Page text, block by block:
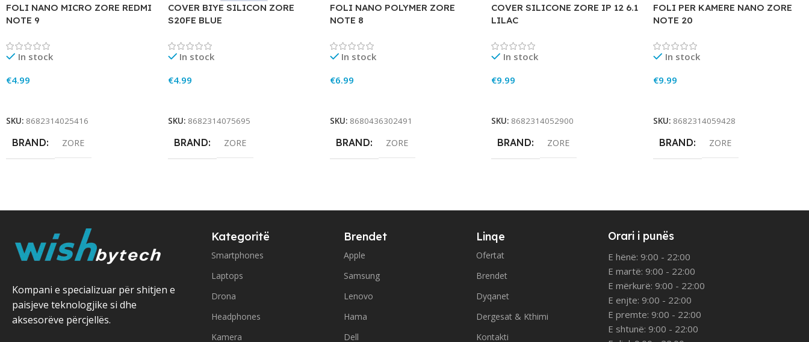
FOLI NANO MICRO ZORE REDMI
NOTE 9
In stock
€4.99
SKU: 8682314025416
BRAND ZORE
COVER BIYE SILICON ZORE
S20FE BLUE
In stock
€4.99
SKU: 8682314075695
BRAND ZORE
FOLI NANO POLYMER ZORE
NOTE 8
In stock
€6.99
SKU: 8680436302491
BRAND ZORE
COVER SILICONE ZORE IP 12 6.1
LILAC
In stock
€9.99
SKU: 8682314052900
BRAND ZORE
FOLI PER KAMERE NANO ZORE
NOTE 20
In stock
€9.99
SKU: 8682314059428
BRAND ZORE
Kompani e specializuar për shitjen e
paisjeve teknologjike si dhe
aksesorëve përcjellës.
Kategoritë
Smartphones
Laptops
Drona
Headphones
Kamera
Brendet
Apple
Samsung
Lenovo
Hama
Dell
Linqe
Ofertat
Brendet
Dyqanet
Dergesat & Kthimi
Kontakti
Orari i punës
E hënë: 9:00 - 22:00
E martë: 9:00 - 22:00
E mërkurë: 9:00 - 22:00
E enjte: 9:00 - 22:00
E premte: 9:00 - 22:00
E shtunë: 9:00 - 22:00